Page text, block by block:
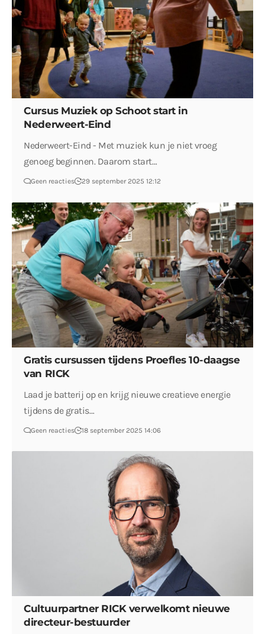
Cursus Muziek op Schoot start in
Nederweert-Eind
Nederweert-Eind - Met muziek kun je niet vroeg
genoeg beginnen. Daarom start…
Geen reacties 29 september 2025 12:12
Gratis cursussen tijdens Proefles 10-daagse
van RICK
Laad je batterij op en krijg nieuwe creatieve energie
tijdens de gratis…
Geen reacties 18 september 2025 14:06
Cultuurpartner RICK verwelkomt nieuwe
directeur-bestuurder